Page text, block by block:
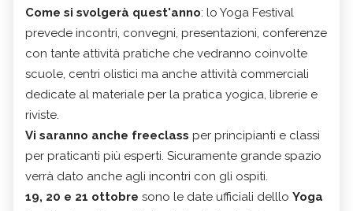
Come si svolgerà quest'anno: lo Yoga Festival
prevede incontri, convegni, presentazioni, conferenze
con tante attività pratiche che vedranno coinvolte
scuole, centri olistici ma anche attività commerciali
dedicate al materiale per la pratica yogica, librerie e
riviste.
Vi saranno anche freeclass per principianti e classi
per praticanti più esperti. Sicuramente grande spazio
verrà dato anche agli incontri con gli ospiti.
19, 20 e 21 ottobre sono le date ufficiali delllo Yoga